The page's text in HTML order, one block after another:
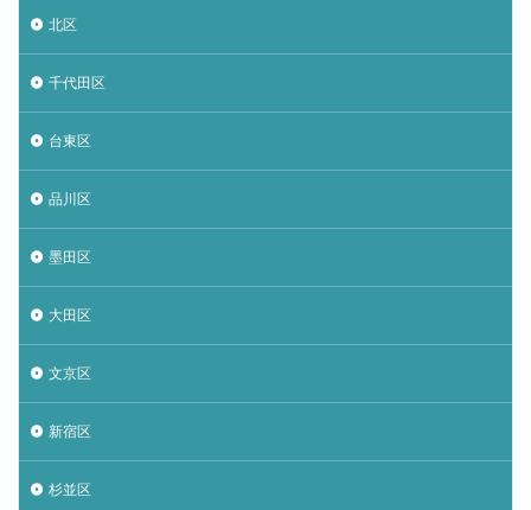
北区
千代田区
台東区
品川区
墨田区
大田区
文京区
新宿区
杉並区